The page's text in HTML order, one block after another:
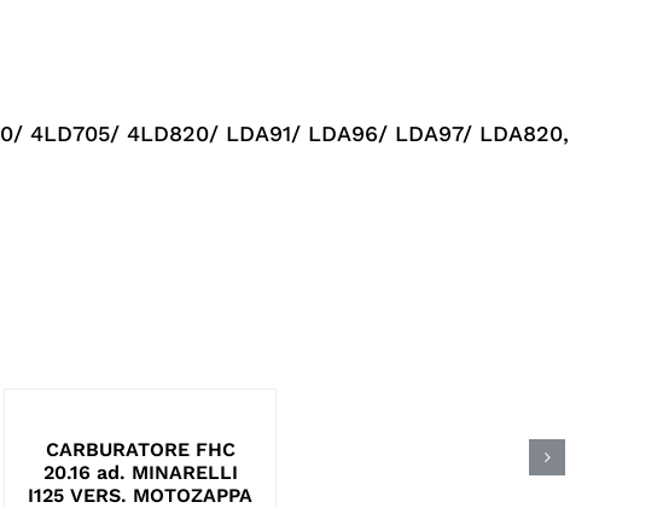
4LD705/ 4LD820/ LDA91/ LDA96/ LDA97/ LDA820,
CARBURATORE FHC
20.16 ad. MINARELLI
I125 VERS. MOTOZAPPA